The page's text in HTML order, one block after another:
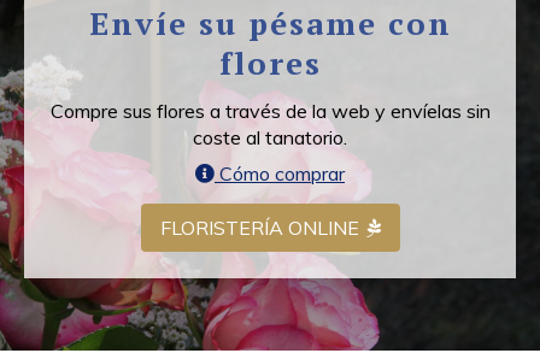
Envíe su pésame con
flores
Compre sus flores a través de la web y envíelas sin
coste al tanatorio.
Cómo comprar
FLORISTERÍA ONLINE